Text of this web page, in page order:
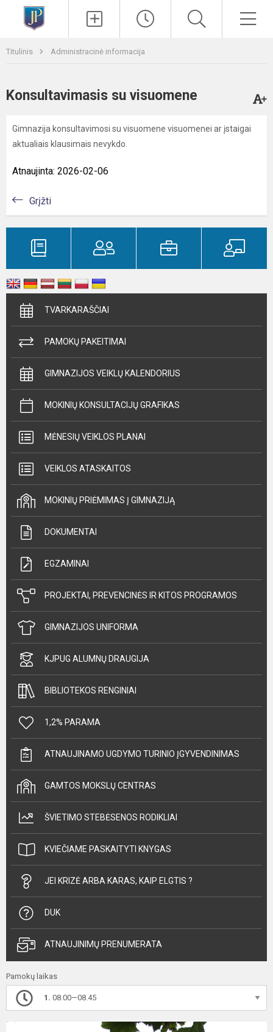
Titulinis Administracinė informacija
Konsultavimasis su visuomene
Gimnazija konsultavimosi su visuomene visuomenei ar įstaigai
aktualiais klausimais nevykdo.
Atnaujinta: 2026-02-06
Grįžti
TVARKARAŠČIAI
PAMOKŲ PAKEITIMAI
GIMNAZIJOS VEIKLŲ KALENDORIUS
MOKINIŲ KONSULTACIJŲ GRAFIKAS
MĖNESIŲ VEIKLOS PLANAI
VEIKLOS ATASKAITOS
MOKINIŲ PRIĖMIMAS Į GIMNAZIJĄ
DOKUMENTAI
EGZAMINAI
PROJEKTAI, PREVENCINĖS IR KITOS PROGRAMOS
GIMNAZIJOS UNIFORMA
KJPUG ALUMNŲ DRAUGIJA
BIBLIOTEKOS RENGINIAI
1,2% PARAMA
ATNAUJINAMO UGDYMO TURINIO ĮGYVENDINIMAS
GAMTOS MOKSLŲ CENTRAS
ŠVIETIMO STEBĖSENOS RODIKLIAI
KVIEČIAME PASKAITYTI KNYGAS
JEI KRIZĖ ARBA KARAS, KAIP ELGTIS ?
DUK
ATNAUJINIMŲ PRENUMERATA
Pamokų laikas
1. 08.00—08.45